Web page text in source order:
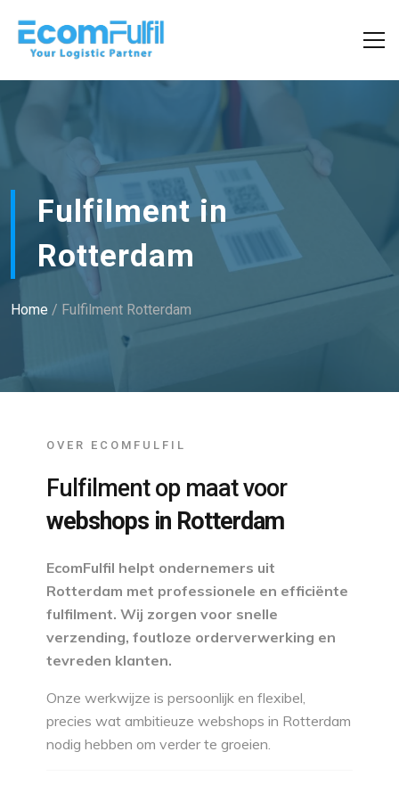
Fulfilment in
Rotterdam
Home / Fulfilment Rotterdam
OVER ECOMFULFIL
Fulfilment op maat voor
webshops in Rotterdam
EcomFulfil helpt ondernemers uit
Rotterdam met professionele en efficiënte
fulfilment. Wij zorgen voor snelle
verzending, foutloze orderverwerking en
tevreden klanten.
Onze werkwijze is persoonlijk en flexibel,
precies wat ambitieuze webshops in Rotterdam
nodig hebben om verder te groeien.